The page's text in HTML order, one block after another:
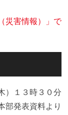
災害情報）」で
）１３時３０分
部発表資料より